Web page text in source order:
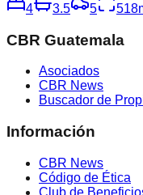
4
3.5 5 518
CBR Guatemala
Asociados
CBR News
Buscador de
Información
CBR News
Código de Ética
Club de